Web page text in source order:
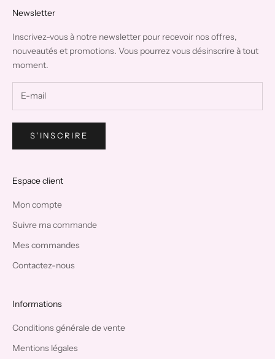
Newsletter
Inscrivez-vous à notre newsletter pour recevoir nos offres,
nouveautés et promotions. Vous pourrez vous désinscrire à tout
moment.
S'INSCRIRE
Espace client
Mon compte
Suivre ma commande
Mes commandes
Contactez-nous
Informations
Conditions générale de vente
Mentions légales